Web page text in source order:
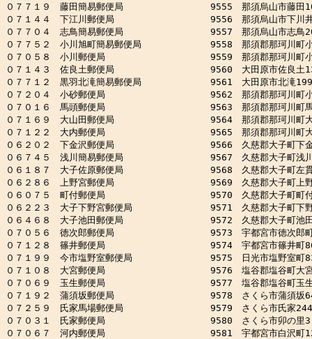
０７７１９　藤田簡易郵便局　　　　　　　　　 9555　那須烏山市藤田
０７１４４　下江川郵便局　　　　　　　　　　 9556　那須烏山市下川
０７７０４　志鳥簡易郵便局　　　　　　　　　 9557　那須烏山市志鳥
０７７５２　小川旭町簡易郵便局　　　　　　　 9558　那須郡那珂川町
０７０５８　小川郵便局　　　　　　　　　　　 9559　那須郡那珂川町
０７１４３　佐良土郵便局　　　　　　　　　　 9560　大田原市佐良土
０７７１２　黒羽北滝簡易郵便局　　　　　　　 9561　大田原市北滝199
０７２０４　小砂郵便局　　　　　　　　　　　 9562　那須郡那珂川町
０７０１６　馬頭郵便局　　　　　　　　　　　 9563　那須郡那珂川町
０７１６９　大山田郵便局　　　　　　　　　　 9564　那須郡那珂川町
０７１２２　大内郵便局　　　　　　　　　　　 9565　那須郡那珂川町
０６２０２　下金沢郵便局　　　　　　　　　　 9566　久慈郡大子町下
０６７４５　浅川簡易郵便局　　　　　　　　　 9567　久慈郡大子町浅
０６１８７　大子佐原郵便局　　　　　　　　　 9568　久慈郡大子町左
０６２８６　上野宮郵便局　　　　　　　　　　 9569　久慈郡大子町上
０６０７５　町付郵便局　　　　　　　　　　　 9570　久慈郡大子町町
０６２２３　大子下野宮郵便局　　　　　　　　 9571　久慈郡大子町下
０６４６８　大子池田郵便局　　　　　　　　　 9572　久慈郡大子町池
０７０５６　徳次郎郵便局　　　　　　　　　　 9573　宇都宮市徳次
０７１２８　篠井郵便局　　　　　　　　　　　 9574　宇都宮市篠井町
０７１９９　今市塩野室郵便局　　　　　　　　 9575　日光市塩野室町
０７１０８　大宮郵便局　　　　　　　　　　　 9576　塩谷郡塩谷町大
０７０６９　玉生郵便局　　　　　　　　　　　 9577　塩谷郡塩谷町玉
０７１９２　蒲須坂郵便局　　　　　　　　　　 9578　さくら市蒲須坂
０７２５９　氏家馬場郵便局　　　　　　　　　 9579　さくら市氏家
０７０３１　氏家郵便局　　　　　　　　　　　 9580　さくら市卯の
０７０６７　河内郵便局　　　　　　　　　　　 9581　宇都宮市白沢町